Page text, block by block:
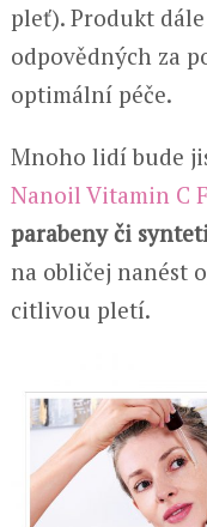
pleť). Produkt
odpovědných za
optimální péče.
Mnoho lidí bude
Nanoil Vitamin C
parabeny či
na obličej nanést
citlivou pletí.